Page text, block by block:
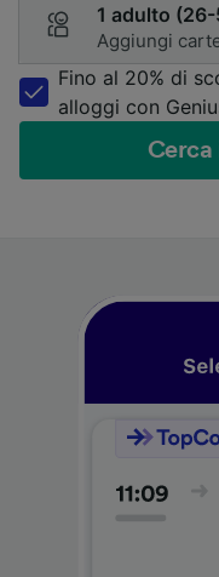
1 adulto
Aggiungi
Fino al 20% di
alloggi con